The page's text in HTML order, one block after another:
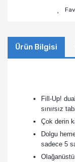
Ürün Bilgisi
Fill-Up!
sınırsız
Çok derin
Dolgu
sadece 5